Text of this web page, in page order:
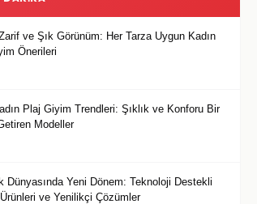
ve Şık Görünüm: Her Tarza Uygun Kadın
Önerileri
Plaj Giyim Trendleri: Şıklık ve Konforu Bir
Modeller
Dünyasında Yeni Dönem: Teknoloji Destekli
Ürünleri ve Yenilikçi Çözümler